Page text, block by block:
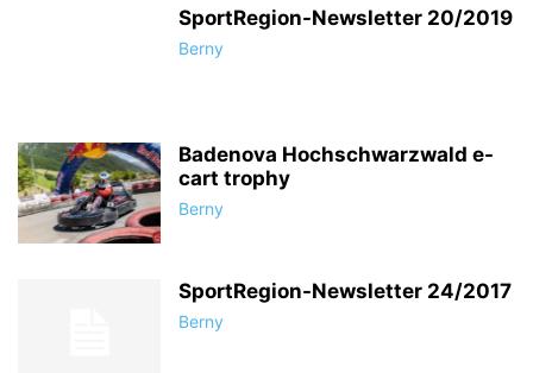
SportRegion-Newsletter 20/2019
Berny
Badenova Hochschwarzwald e-
cart trophy
Berny
SportRegion-Newsletter 24/2017
Berny